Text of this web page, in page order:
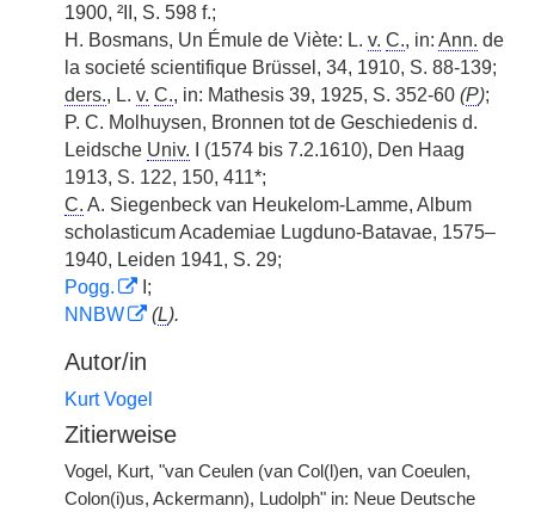
1900, ²II, S. 598 f.;
H. Bosmans, Un Émule de Viète: L. v. C., in: Ann. de
la societé scientifique Brüssel, 34, 1910, S. 88-139;
ders., L. v. C., in: Mathesis 39, 1925, S. 352-60 (P);
P. C. Molhuysen, Bronnen tot de Geschiedenis d.
Leidsche Univ. I (1574 bis 7.2.1610), Den Haag
1913, S. 122, 150, 411*;
C. A. Siegenbeck van Heukelom-Lamme, Album
scholasticum Academiae Lugduno-Batavae, 1575–
1940, Leiden 1941, S. 29;
Pogg.
I;
NNBW
(L).
Autor/in
Kurt Vogel
Zitierweise
Vogel, Kurt, "van Ceulen (van Col(l)en, van Coeulen,
Colon(i)us, Ackermann), Ludolph" in: Neue Deutsche